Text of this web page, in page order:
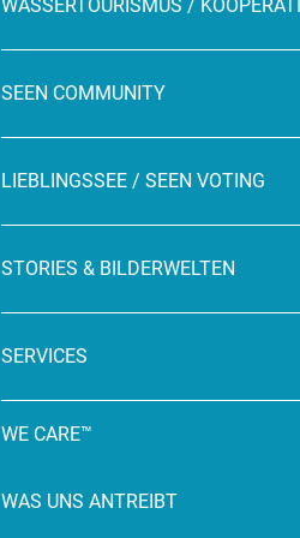
WASSERTOURISMUS /
SEEN COMMUNITY
LIEBLINGSSEE / SEEN VOTING
STORIES & BILDERWELTEN
SERVICES
WE CARE™
WAS UNS ANTREIBT